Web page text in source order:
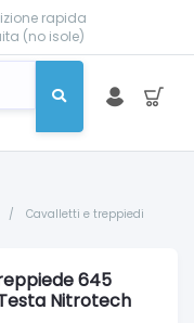
rapida
(no isole)
/ Cavalletti e treppiedi
645
Nitrotech